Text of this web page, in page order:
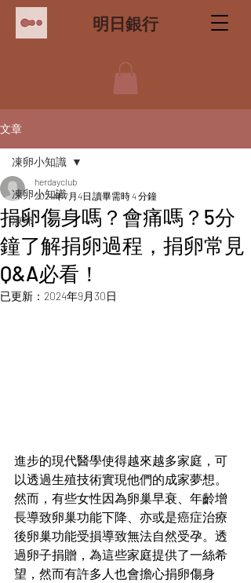
明日銀行
文章
凍卵小知識
凍卵
凍卵小知識
捐卵傷身嗎？會痛嗎？5分
鐘了解捐卵過程，捐卵常見
Q&A必看！
herdayclub
2024年7月4日 讀畢需時 4 分鐘
已更新： 2024年9月30日
進步的現代醫學使得越來越多家庭，可
以透過生殖技術實現他們的成家夢想。
然而，有些女性因為卵巢早衰、年齡增
長導致卵巢功能下降、亦或是癌症治療
後卵巢功能受損導致無法自然受孕。透
過卵子捐贈，為這些家庭提供了一絲希
望，然而有許多人也會擔心捐卵傷身